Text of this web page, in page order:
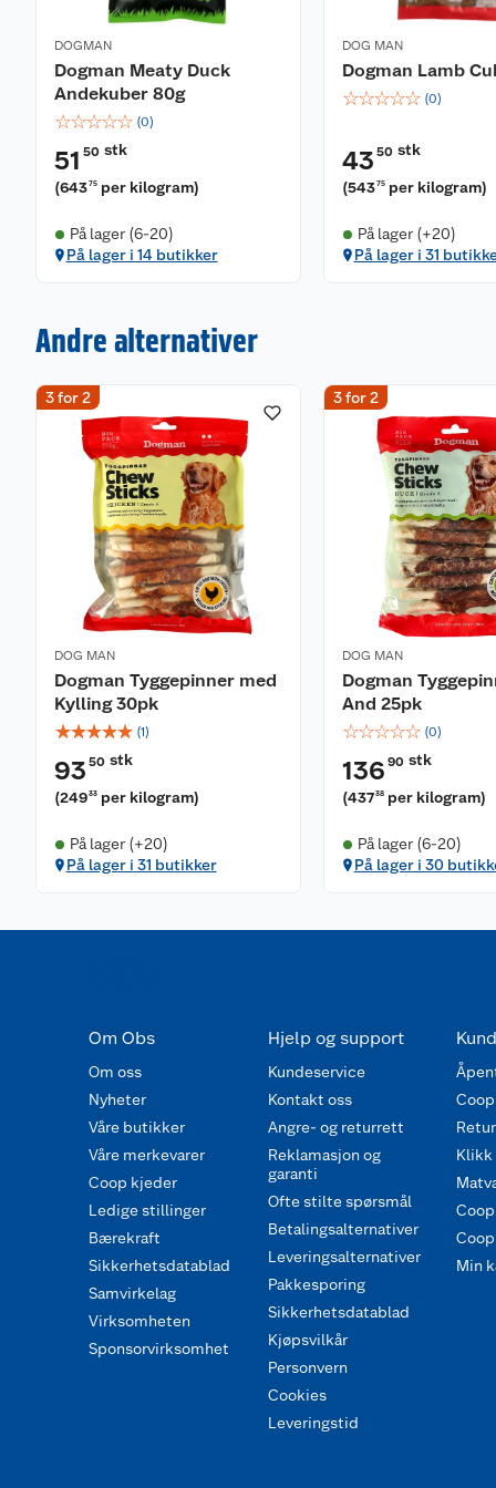
DOGMAN
Dogman Meaty Duck
Andekuber 80g
☆☆☆☆☆ (0)
51 50 stk
(64375 per kilogram)
På lager (6-20)
På lager i 14 butikker
DOG MAN
Dogman Lamb
☆☆☆☆☆ (0)
43 50 stk
(54375 per kilogram)
På lager (+20)
På lager i 31
Andre alternativer
3 for 2
DOG MAN
Dogman Tyggepinner med
Kylling 30pk
☆☆☆☆☆ (1)
93 50 stk
(24933 per kilogram)
På lager (+20)
På lager i 31 butikker
3 for 2
DOG MAN
Dogman
And 25pk
☆☆☆☆☆ (0)
136 90 stk
(43738 per kilogram)
På lager (6-20)
På lager i 30
Om Obs
Om oss
Nyheter
Våre butikker
Våre merkevarer
Coop kjeder
Ledige stillinger
Bærekraft
Sikkerhetsdatablad
Samvirkelag
Virksomheten
Sponsorvirksomhet
Hjelp og support
Kundeservice
Kontakt oss
Angre- og returrett
Reklamasjon og
garanti
Ofte stilte spørsmål
Betalingsalternativer
Leveringsalternativer
Pakkesporing
Sikkerhetsdatablad
Kjøpsvilkår
Personvern
Cookies
Leveringstid
Klikk
Min